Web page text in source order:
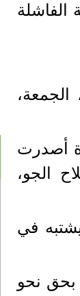
الفاشلة
أصدرت
سلاح الجو،
يشتبه في
بحق نحو